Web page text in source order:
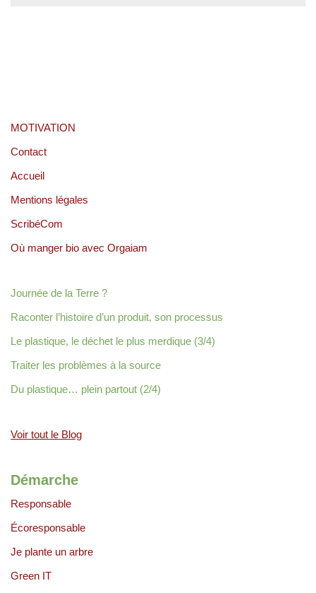
MOTIVATION
Contact
Accueil
Mentions légales
ScribéCom
Où manger bio avec Orgaiam
Journée de la Terre ?
Raconter l’histoire d’un produit, son processus
Le plastique, le déchet le plus merdique (3/4)
Traiter les problèmes à la source
Du plastique… plein partout (2/4)
Voir tout le Blog
Démarche
Responsable
Écoresponsable
Je plante un arbre
Green IT